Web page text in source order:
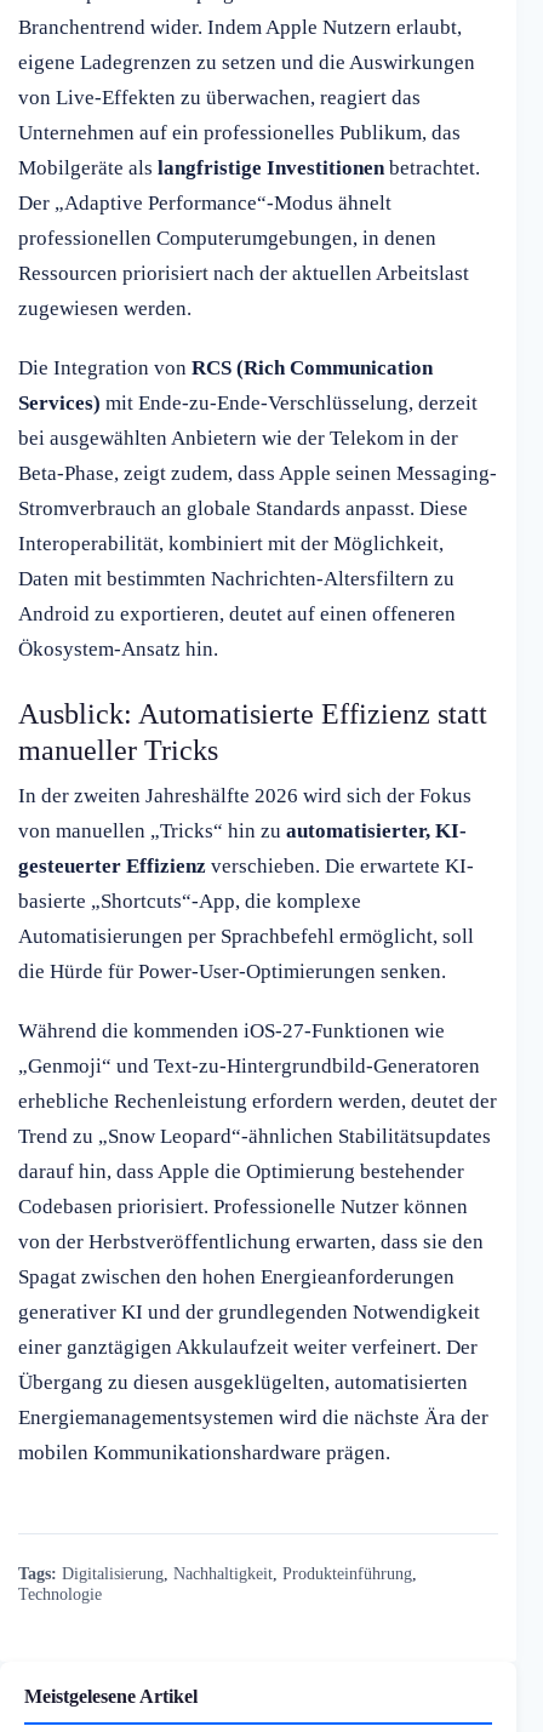
Branchentrend wider. Indem Apple Nutzern erlaubt,
eigene Ladegrenzen zu setzen und die Auswirkungen
von Live-Effekten zu überwachen, reagiert das
Unternehmen auf ein professionelles Publikum, das
Mobilgeräte als langfristige Investitionenbetrachtet.
Der „Adaptive Performance“-Modus ähnelt
professionellen Computerumgebungen, in denen
Ressourcen priorisiert nach der aktuellen Arbeitslast
zugewiesen werden.
Die Integration von RCS (Rich Communication
Services) mit Ende-zu-Ende-Verschlüsselung, derzeit
bei ausgewählten Anbietern wie der Telekom in der
Beta-Phase, zeigt zudem, dass Apple seinen Messaging-
Stromverbrauch an globale Standards anpasst. Diese
Interoperabilität, kombiniert mit der Möglichkeit,
Daten mit bestimmten Nachrichten-Altersfiltern zu
Android zu exportieren, deutet auf einen offeneren
Ökosystem-Ansatz hin.
Ausblick: Automatisierte Effizienz statt
manueller Tricks
In der zweiten Jahreshälfte 2026 wird sich der Fokus
von manuellen „Tricks“ hin zu automatisierter, KI-
gesteuerter Effizienz verschieben. Die erwartete KI-
basierte „Shortcuts“-App, die komplexe
Automatisierungen per Sprachbefehl ermöglicht, soll
die Hürde für Power-User-Optimierungen senken.
Während die kommenden iOS-27-Funktionen wie
„Genmoji“ und Text-zu-Hintergrundbild-Generatoren
erhebliche Rechenleistung erfordern werden, deutet der
Trend zu „Snow Leopard“-ähnlichen Stabilitätsupdates
darauf hin, dass Apple die Optimierung bestehender
Codebasen priorisiert. Professionelle Nutzer können
von der Herbstveröffentlichung erwarten, dass sie den
Spagat zwischen den hohen Energieanforderungen
generativer KI und der grundlegenden Notwendigkeit
einer ganztägigen Akkulaufzeit weiter verfeinert. Der
Übergang zu diesen ausgeklügelten, automatisierten
Energiemanagementsystemen wird die nächste Ära der
mobilen Kommunikationshardware prägen.
Tags: Digitalisierung Nachhaltigkeit Produkteinführung
Technologie
Meistgelesene Artikel